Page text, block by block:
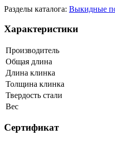
Разделы каталога: Выкидные
Характеристики
Производитель
Общая длина
Длина клинка
Толщина клинка
Твердость стали
Вес
Сертификат